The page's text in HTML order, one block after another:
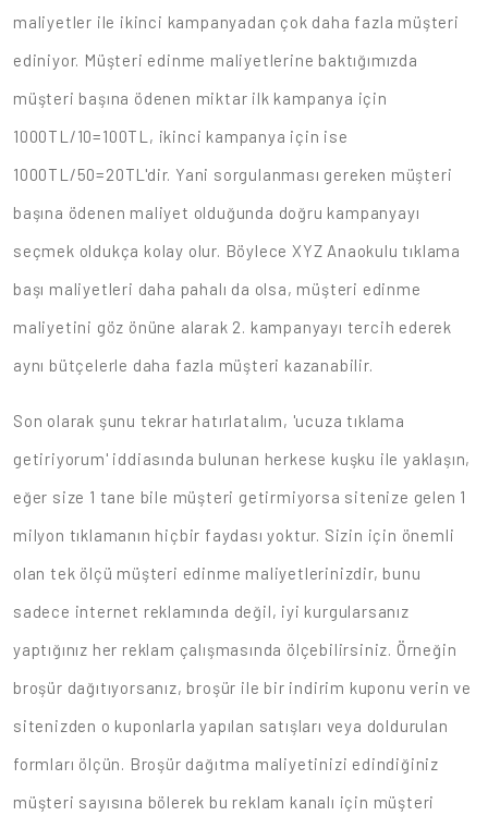
maliyetler ile ikinci kampanyadan çok daha fazla müşteri
ediniyor. Müşteri edinme maliyetlerine baktığımızda
müşteri başına ödenen miktar ilk kampanya için
1000TL/10=100TL, ikinci kampanya için ise
1000TL/50=20TL'dir. Yani sorgulanması gereken müşteri
başına ödenen maliyet olduğunda doğru kampanyayı
seçmek oldukça kolay olur. Böylece XYZ Anaokulu tıklama
başı maliyetleri daha pahalı da olsa, müşteri edinme
maliyetini göz önüne alarak 2. kampanyayı tercih ederek
aynı bütçelerle daha fazla müşteri kazanabilir.
Son olarak şunu tekrar hatırlatalım, 'ucuza tıklama
getiriyorum' iddiasında bulunan herkese kuşku ile yaklaşın,
eğer size 1 tane bile müşteri getirmiyorsa sitenize gelen 1
milyon tıklamanın hiçbir faydası yoktur. Sizin için önemli
olan tek ölçü müşteri edinme maliyetlerinizdir, bunu
sadece internet reklamında değil, iyi kurgularsanız
yaptığınız her reklam çalışmasında ölçebilirsiniz. Örneğin
broşür dağıtıyorsanız, broşür ile bir indirim kuponu verin ve
sitenizden o kuponlarla yapılan satışları veya doldurulan
formları ölçün. Broşür dağıtma maliyetinizi edindiğiniz
müşteri sayısına bölerek bu reklam kanalı için müşteri